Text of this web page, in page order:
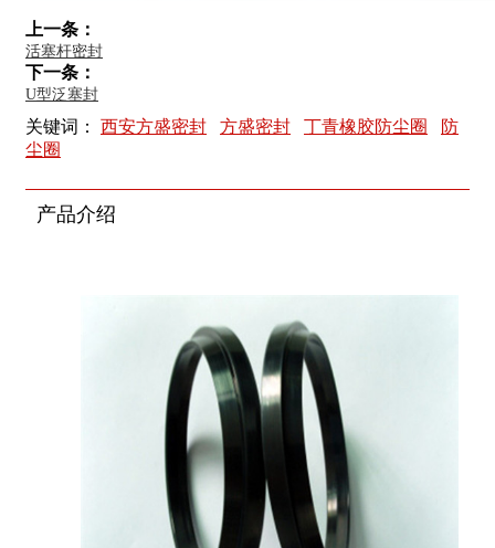
上一条：
活塞杆密封
下一条：
U型泛塞封
关键词： 西安方盛密封 方盛密封 丁青橡胶防尘圈
防
尘圈
产品介绍